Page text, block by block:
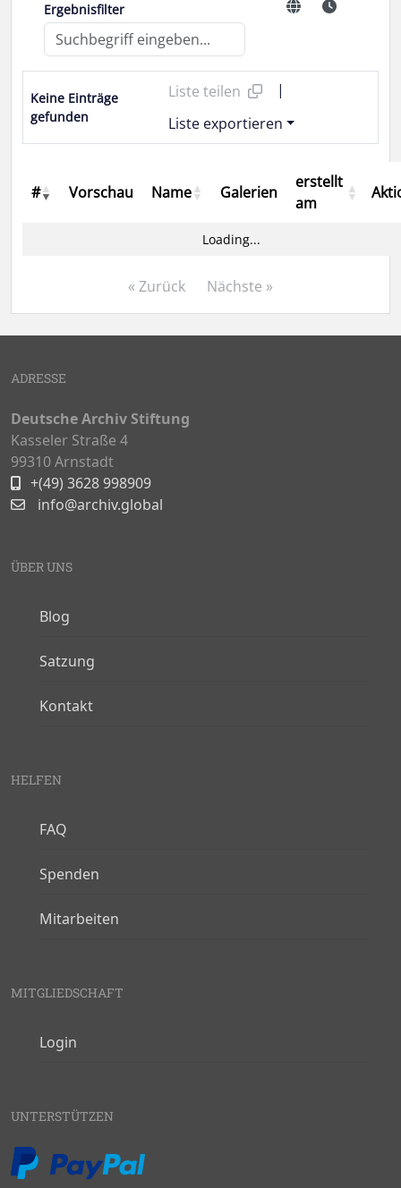
Ergebnisfilter
Keine Einträge
gefunden
Liste teilen
|
Liste exportieren
# Vorschau Name Galerien
erstellt
am
Loading...
« Zurück Nächste »
ADRESSE
Deutsche Archiv Stiftung
Kasseler Straße 4
99310 Arnstadt
+(49) 3628 998909
info@archiv.global
ÜBER UNS
Blog
Satzung
Kontakt
HELFEN
FAQ
Spenden
Mitarbeiten
MITGLIEDSCHAFT
Login
UNTERSTÜTZEN